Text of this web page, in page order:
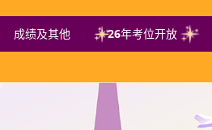
成绩及其他 26年考位开放